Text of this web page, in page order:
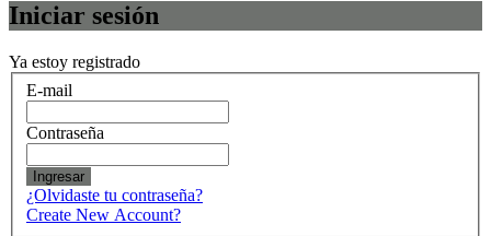
Iniciar sesión
Ya estoy registrado
E-mail
Contraseña
Ingresar
¿Olvidaste tu contraseña?
Create New Account?